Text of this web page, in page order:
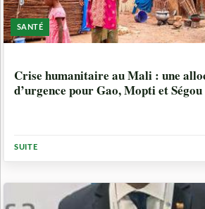
SANTÉ
Crise humanitaire au Mali : une
d’urgence pour Gao, Mopti et Ségou
SUITE